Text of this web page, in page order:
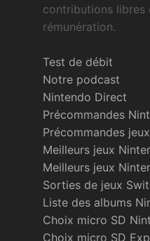
contributions libres
rémunération.
Test de débit
Notre podcast
Nintendo Direct
Précommandes
Précommandes
Meilleurs jeux
Meilleurs jeux
Sorties de jeux
Liste des albums
Choix micro SD
Choix micro SD